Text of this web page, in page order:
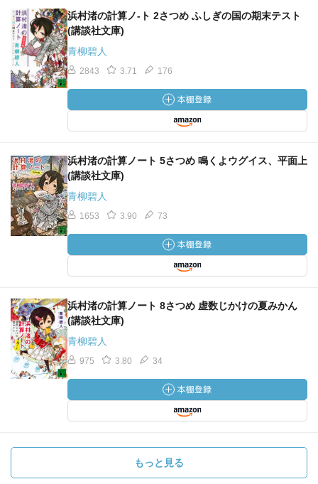
12枚の赤い五角形と20枚の緑の六角形。→サッカーボール
か、たしかに美しいな。
球が西瓜を切るように4分割され、さらに上下、赤の面積が
狭くなるように。
握り飯のように緩やかな赤い三角が4枚と、その間を、埋め
る緑の布かま4枚、計8枚。→2010，2014の公式球のデザイ
⑥彩菊と死神絵草紙
いつも化け物が、算法を使って退治できるとは限らぬでは
ないか。→そもそも算法で退治できるものは皆無です。
「半三、大きゅうなったの」
化け物の祖母。
おかめとひょっとこの封筒。必ず客にひょっとこを引かせ
ることができる。
円周率は3より少し大きい。
旗から岸まで4つに分けたうちの1つ目。このとき、化け物
が半三郎の向こう側にいれば、逃げ出せる。
浜村渚の計算ノ-ト 2さつめ ふしぎの国の期末テスト
(講談社文庫)
青柳碧人
2843 3.71 176
浜村渚の計算ノート 5さつめ 鳴くよウグイス、平面上
(講談社文庫)
青柳碧人
1653 3.90 73
浜村渚の計算ノート 8さつめ 虚数じかけの夏みかん
(講談社文庫)
青柳碧人
975 3.80 34
もっと見る